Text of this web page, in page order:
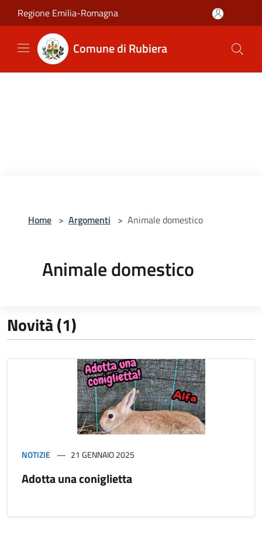
Salta al contenuto principale
Regione Emilia-Romagna
Comune di Rubiera
Home > Argomenti > Animale domestico
Animale domestico
Novità (1)
NOTIZIE 21 GENNAIO 2025
Adotta una coniglietta